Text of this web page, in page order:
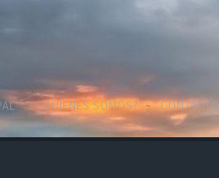
¿QUIÉNES SOMOS? CONTACTO